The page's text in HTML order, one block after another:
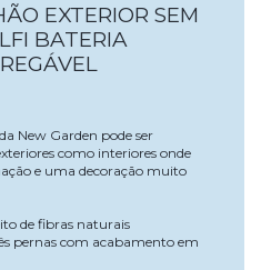
EXTERIOR SEM
BATERIA
New Garden pode ser
como interiores onde
e uma decoração muito
de fibras naturais
pernas com acabamento em